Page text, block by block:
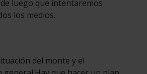
luego que intentaremos
los medios.
del monte y el